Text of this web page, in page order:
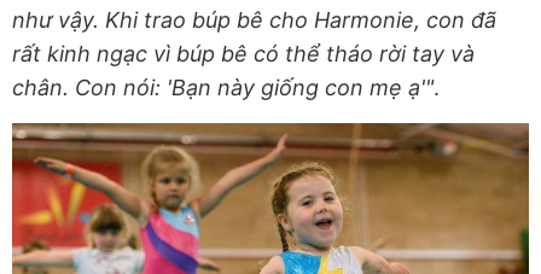
như vậy. Khi trao búp bê cho Harmonie, con đã
rất kinh ngạc vì búp bê có thể tháo rời tay và
chân. Con nói: 'Bạn này giống con mẹ ạ'".